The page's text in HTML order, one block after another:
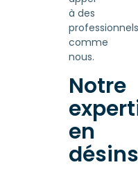
à des
professionnels
comme
nous.
Notre
en